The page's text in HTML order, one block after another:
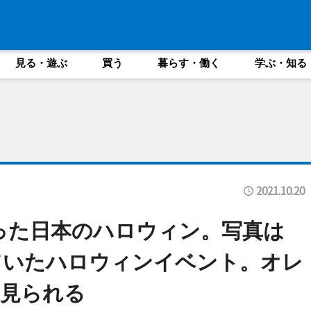
見る・遊ぶ 買う 暮らす・働く 学ぶ・知る
2021.10.20
日本のハロウィン。写真は
たハロウィンイベント。オレ
られる